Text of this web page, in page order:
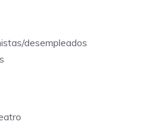
desempleados